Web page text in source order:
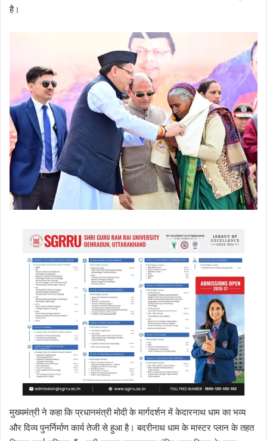
है।
मुख्यमंत्री ने कहा कि प्रधानमंत्री मोदी के मार्गदर्शन में केदारनाथ धाम का भव्य
और दिव्य पुनर्निर्माण कार्य तेजी से हुआ है। बदरीनाथ धाम के मास्टर प्लान के तहत